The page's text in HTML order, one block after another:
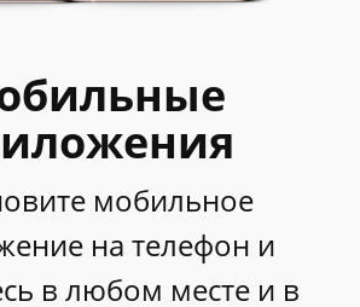
мобильное
на телефон и
в любом месте и в